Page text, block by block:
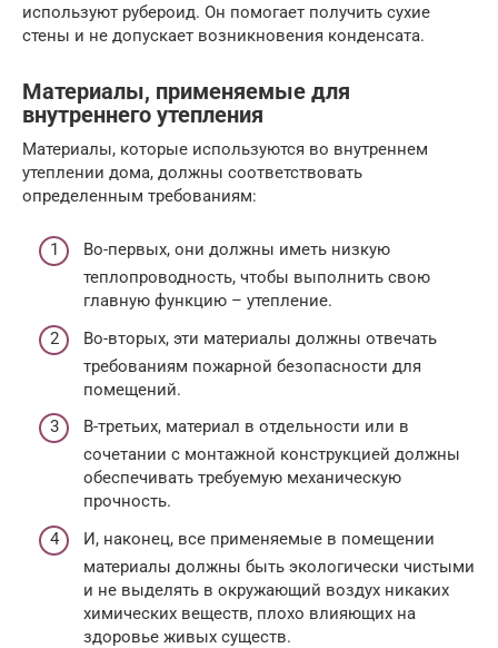
используют рубероид. Он помогает получить сухие
стены и не допускает возникновения конденсата.
Материалы, применяемые для
внутреннего утепления
Материалы, которые используются во внутреннем
утеплении дома, должны соответствовать
определенным требованиям:
Во-первых, они должны иметь низкую
теплопроводность, чтобы выполнить свою
главную функцию – утепление.
Во-вторых, эти материалы должны отвечать
требованиям пожарной безопасности для
помещений.
В-третьих, материал в отдельности или в
сочетании с монтажной конструкцией должны
обеспечивать требуемую механическую
прочность.
И, наконец, все применяемые в помещении
материалы должны быть экологически чистыми
и не выделять в окружающий воздух никаких
химических веществ, плохо влияющих на
здоровье живых существ.